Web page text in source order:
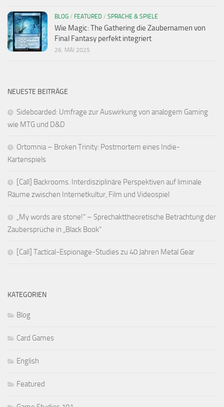
BLOG / FEATURED / SPRACHE & SPIELE
Wie Magic: The Gathering die Zaubernamen von
Final Fantasy perfekt integriert
26. MAI 2025
NEUESTE BEITRÄGE
Sideboarded: Umfrage zur Auswirkung von analogem Gaming
wie MTG und D&D
Ortomnia – Broken Trinity: Postmortem eines Indie-
Kartenspiels
[Call] Backrooms. Interdisziplinäre Perspektiven auf liminale
Räume zwischen Internetkultur, Film und Videospiel
„My words are stone!“ – Sprechakttheoretische Betrachtung der
Zaubersprüche in „Black Book“
[Call] Tactical-Espionage-Studies zu 40 Jahren Metal Gear
KATEGORIEN
Blog
Card Games
English
Featured